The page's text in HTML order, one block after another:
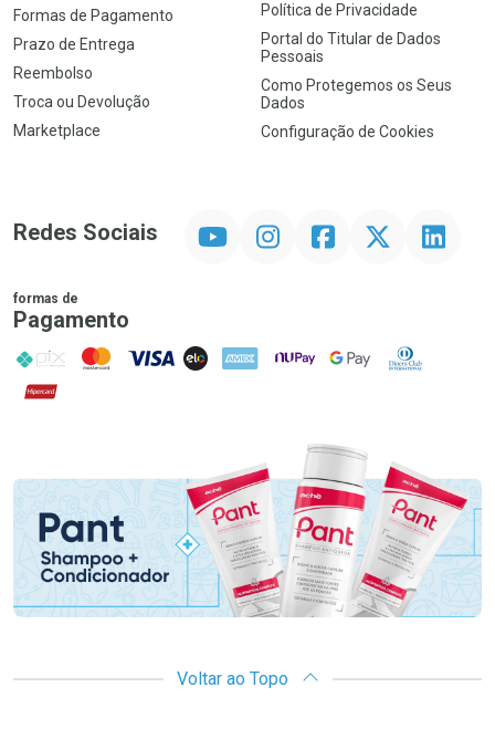
Formas de Pagamento
Prazo de Entrega
Reembolso
Troca ou Devolução
Marketplace
Política de Privacidade
Portal do Titular de Dados
Pessoais
Como Protegemos os Seus
Dados
Configuração de Cookies
Redes Sociais InstagramFacebookTwitter Linkedin
formas de
Pagamento
PIX MasterCard
VISA ELO AMEX NuPay Google PayDiners Club
Hipercard
Promoção em Destaque
Voltar ao Topo